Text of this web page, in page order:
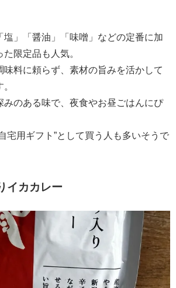
塩」「醤油」「味噌」などの定番に加
限定品も人気。
味料に頼らず、素材の旨みを活かして
みのある味で、夜食やお昼ごはんにぴ
宅用ギフト”として買う人も多いそうで
イカカレー